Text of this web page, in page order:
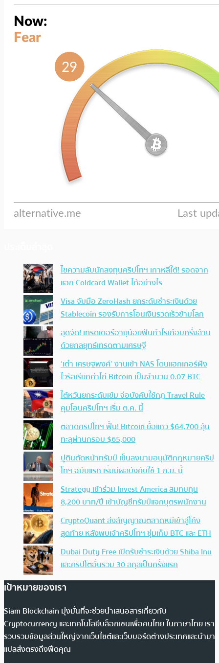
ไขความลับนักลงทุนคริปโทฯ เกาหลีใต้! รอดจาก
แฮก Coldcard Wallet ได้อย่างไร
Visa จับมือ ZeroHash ยกระดับชำระเงินด้วย
Stablecoin รองรับการโอนเงินรวดเร็วข้ามโลก
สุดจัด! เทรดเดอร์อายุน้อยฟันกำไรเกือบครึ่งล้าน
ด้วยกลยุทธ์เทรดตามเศรษฐี
‘เต๋า เศรษฐพงศ์’ งานเข้า NAS โดนแฮกเกอร์ฝัง
ไวรัสเรียกค่าไถ่ Bitcoin เป็นจำนวน 0.07 BTC
ไต้หวันยกระดับเข้ม จ่อบังคับใช้กฏ Travel Rule
คุมโอนคริปโทฯ เริ่ม ต.ค. นี้
ตลาดคริปโทฯ ฟื้น! Bitcoin ยื้อแถว $64,700 ลุ้น
ทะลุผ่านกรอบ $65,000
ปูตินตัดหน้าทรัมป์ เซ็นลงนามอนุมัติกฎหมายคริป
โทฯ ฉบับแรก เริ่มมีผลบังคับใช้ 1 ก.ย. นี้
Strategy เข้าร่วม Invest America สมทบทุน
8,200 บาท/ปี เข้าบัญชีทรัมป์แจกบุตรพนักงาน
CryptoQuant ส่งสัญญาณตลาดหมีเข้าสู่โค้ง
สุดท้าย หลังพบเจ้าคริปโทฯ ซุ่มเก็บ BTC และ ETH
Dubai Duty Free เปิดรับชำระเงินด้วย Shiba Inu
และคริปโตอื่นรวม 30 สกุลเป็นครั้งแรก
เป้าหมายของเรา
Siam Blockchain มุ่งมั่นที่จะช่วยนำเสนอสารเกี่ยวกับ
Cryptocurrency และเทคโนโลยีบล็อกเชนเพื่อคนไทย ในภาษาไทย เรา
รวบรวมข้อมูลส่วนใหญ่จากเว็บไซต์และเว็บบอร์ดต่างประเทศและนำมา
แปลส่งตรงถึงฟีดคุณ